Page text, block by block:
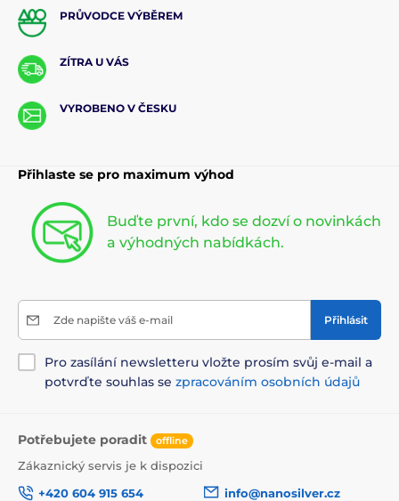
PRŮVODCE VÝBĚREM
ZÍTRA U VÁS
VYROBENO V ČESKU
Přihlaste se pro maximum výhod
Buďte první, kdo se dozví o novinkách
a výhodných nabídkách.
Zde napište váš e-mail Přihlásit
Pro zasílání newsletteru vložte prosím svůj e-mail a
potvrďte souhlas se zpracováním osobních údajů
Potřebujete poradit offline
Zákaznický servis je k dispozici
+420 604 915 654
info@nanosilver.cz